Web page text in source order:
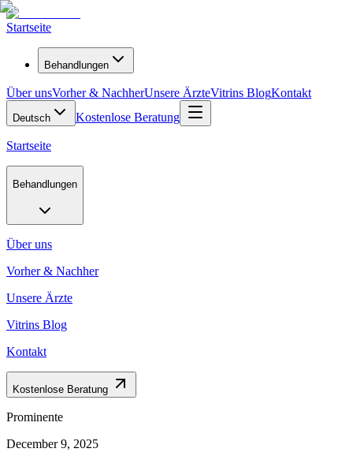
Startseite
Behandlungen
Über unsVorher & NachherUnsere ÄrzteVitrins BlogKontakt
Deutsch Kostenlose Beratung
Startseite
Behandlungen
Über uns
Vorher & Nachher
Unsere Ärzte
Vitrins Blog
Kontakt
Kostenlose Beratung
Prominente
December 9, 2025